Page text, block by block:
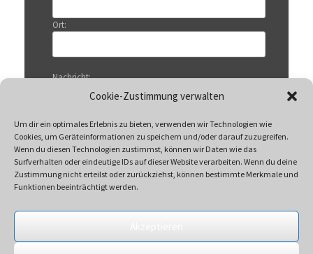
Cookie-Zustimmung verwalten
Um dir ein optimales Erlebnis zu bieten, verwenden wir Technologien wie
Cookies, um Geräteinformationen zu speichern und/oder darauf zuzugreifen.
Wenn du diesen Technologien zustimmst, können wir Daten wie das
Surfverhalten oder eindeutige IDs auf dieser Website verarbeiten. Wenn du deine
Zustimmung nicht erteilst oder zurückziehst, können bestimmte Merkmale und
Funktionen beeinträchtigt werden.
Ort:
Nachricht:
Mit Klicken auf „Senden“ akzeptieren Sie unsere